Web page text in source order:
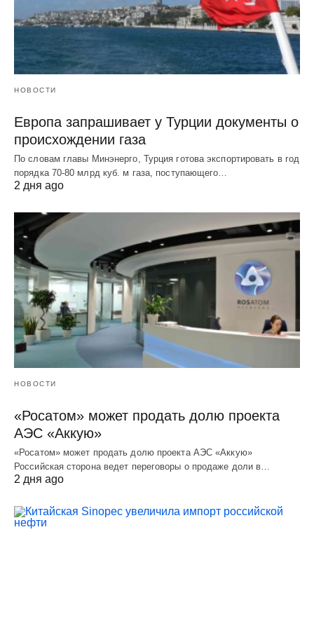
НОВОСТИ
Европа запрашивает у Турции документы о
происхождении газа
По словам главы Минэнерго, Турция готова экспортировать в год
порядка 70-80 млрд куб. м газа, поступающего…
2 дня ago
НОВОСТИ
«Росатом» может продать долю проекта
АЭС «Аккую»
«Росатом» может продать долю проекта АЭС «Аккую»
Российская сторона ведет переговоры о продаже доли в…
2 дня ago